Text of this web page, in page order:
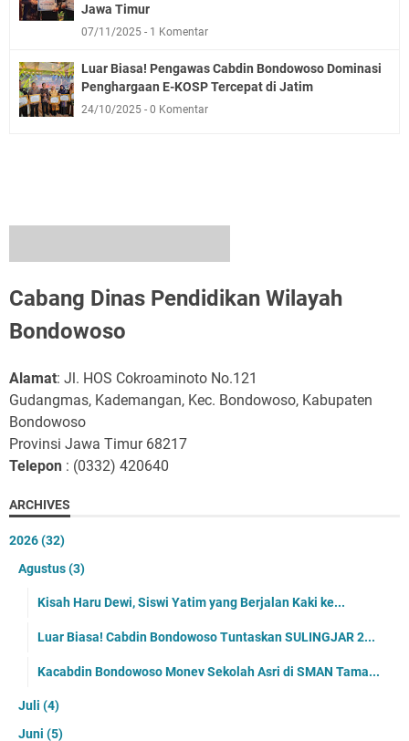
Jawa Timur
07/11/2025 1 Komentar
Luar Biasa! Pengawas Cabdin Bondowoso Dominasi
Penghargaan E-KOSP Tercepat di Jatim
24/10/2025 0 Komentar
Cabang Dinas Pendidikan Wilayah
Bondowoso
Alamat: Jl. HOS Cokroaminoto No.121
Gudangmas, Kademangan, Kec. Bondowoso, Kabupaten
Bondowoso
Provinsi Jawa Timur 68217
Telepon : (0332) 420640
ARCHIVES
2026(32)
Agustus(3)
Kisah Haru Dewi, Siswi Yatim yang Berjalan Kaki ke...
Luar Biasa! Cabdin Bondowoso Tuntaskan SULINGJAR 2...
Kacabdin Bondowoso Monev Sekolah Asri di SMAN Tama...
Juli (4)
Juni (5)